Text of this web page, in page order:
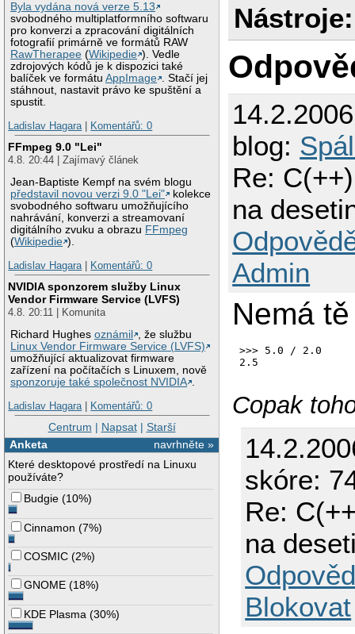
Byla vydána nová verze 5.13
svobodného multiplatformního softwaru
pro konverzi a zpracování digitálních
fotografií primárně ve formátů RAW
RawTherapee (Wikipedie ). Vedle
zdrojových kódů je k dispozici také
balíček ve formátuAppImage . Stačí jej
stáhnout, nastavit právo ke spuštění a
spustit.
Ladislav Hagara| Komentářů: 0
FFmpeg 9.0 "Lei"
4.8. 20:44 | Zajímavý článek
Jean-Baptiste Kempf na svém blogu
představil novou verzi 9.0 "Lei"
kolekce
svobodného softwaru umožňujícího
nahrávání, konverzi a streamovaní
digitálního zvuku a obrazu FFmpeg
(Wikipedie ).
Ladislav Hagara| Komentářů: 0
NVIDIA sponzorem služby Linux
Vendor Firmware Service (LVFS)
4.8. 20:11 | Komunita
Richard Hughesoznámil
, že službu
Linux Vendor Firmware Service (LVFS)
umožňující aktualizovat firmware
zařízení na počítačích s Linuxem, nově
sponzoruje také společnost NVIDIA .
Ladislav Hagara| Komentářů: 0
Centrum | Napsat| Starší
navrhněte »
Anketa
Které desktopové prostředí na Linuxu
používáte?
Budgie (10%)
Cinnamon (7%)
COSMIC (2%)
GNOME (18%)
KDE Plasma (30%)
Nástroje:
blog:
Re:
na
Admin
Nemá
>>> 5.0 / 2.0
Copak
skóre:
Re:
na
Blokovat